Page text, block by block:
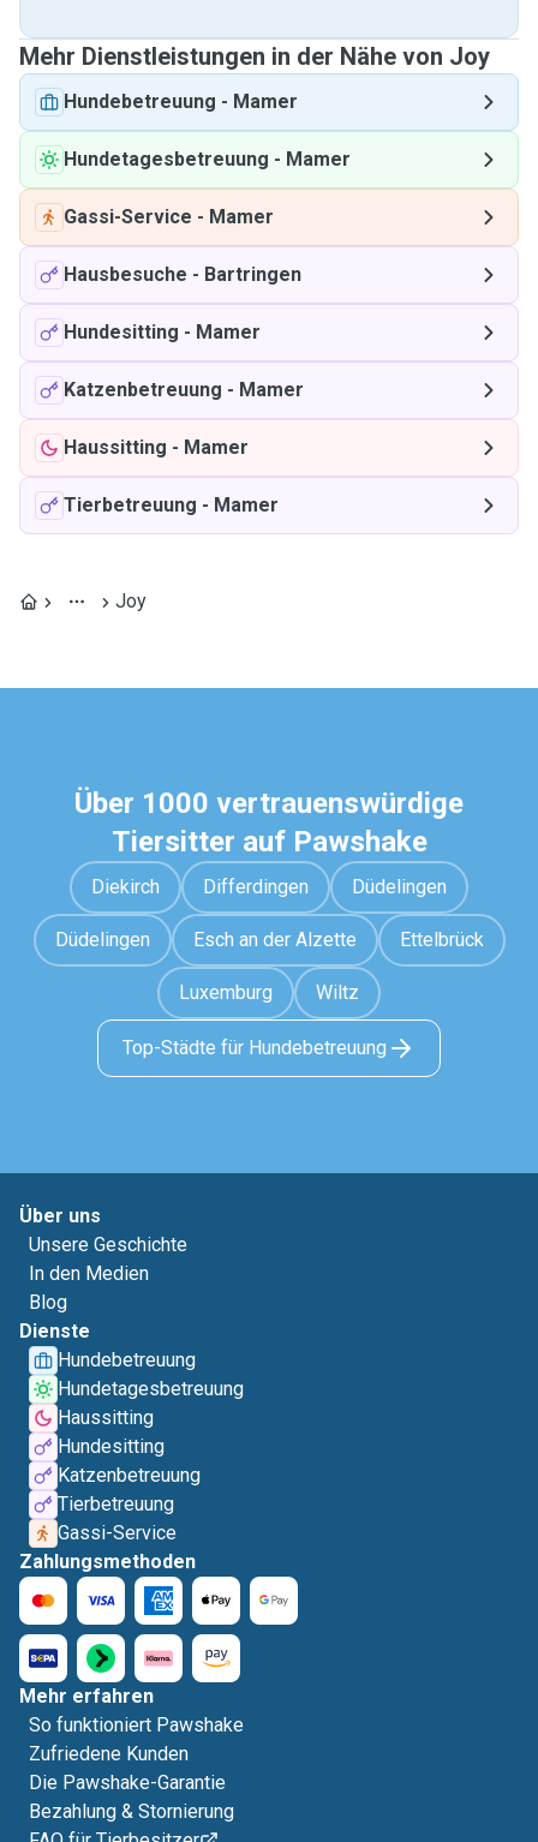
Mehr Dienstleistungen in der Nähe von Joy
Hundebetreuung - Mamer
Hundetagesbetreuung - Mamer
Gassi-Service - Mamer
Hausbesuche - Bartringen
Hundesitting - Mamer
Katzenbetreuung - Mamer
Haussitting - Mamer
Tierbetreuung - Mamer
Joy
Über 1000 vertrauenswürdige
Tiersitter auf Pawshake
Diekirch Differdingen Düdelingen
Düdelingen Esch an der Alzette Ettelbrück
Luxemburg Wiltz
Top-Städte für Hundebetreuung
Über uns
Unsere Geschichte
In den Medien
Blog
Dienste
Hundebetreuung
Hundetagesbetreuung
Haussitting
Hundesitting
Katzenbetreuung
Tierbetreuung
Gassi-Service
Zahlungsmethoden
Mehr erfahren
So funktioniert Pawshake
Zufriedene Kunden
Die Pawshake-Garantie
Bezahlung & Stornierung